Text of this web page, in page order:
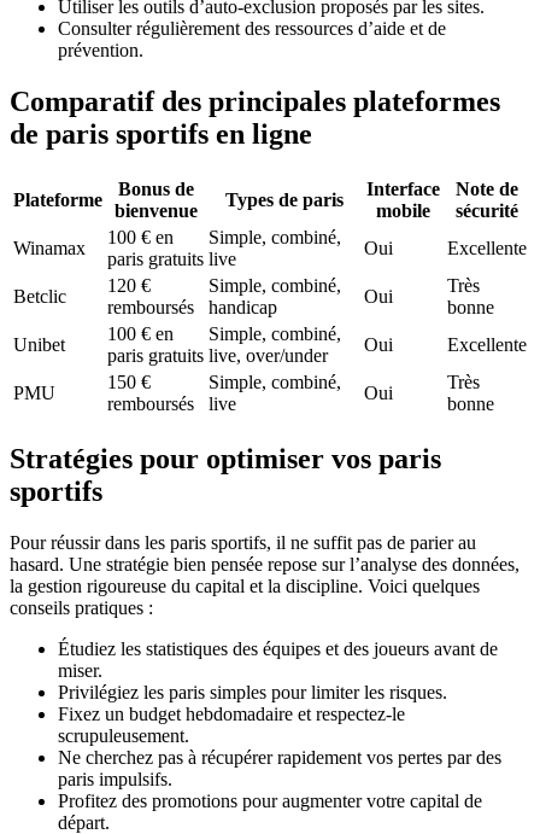
Utiliser les outils d’auto-exclusion proposés par les sites.
Consulter régulièrement des ressources d’aide et de
prévention.
Comparatif des principales plateformes
de paris sportifs en ligne
Plateforme
Bonus de
bienvenue
Types de paris
Interface
mobile
Note de
sécurité
Winamax
100 € en
paris gratuits
Simple, combiné,
live
Oui Excellente
Betclic
120 €
remboursés
Simple, combiné,
handicap
Oui
Très
bonne
Unibet
100 € en
paris gratuits
Simple, combiné,
live, over/under
Oui Excellente
PMU
150 €
remboursés
Simple, combiné,
live
Oui
Très
bonne
Stratégies pour optimiser vos paris
sportifs
Pour réussir dans les paris sportifs, il ne suffit pas de parier au
hasard. Une stratégie bien pensée repose sur l’analyse des données,
la gestion rigoureuse du capital et la discipline. Voici quelques
conseils pratiques :
Étudiez les statistiques des équipes et des joueurs avant de
miser.
Privilégiez les paris simples pour limiter les risques.
Fixez un budget hebdomadaire et respectez-le
scrupuleusement.
Ne cherchez pas à récupérer rapidement vos pertes par des
paris impulsifs.
Profitez des promotions pour augmenter votre capital de
départ.